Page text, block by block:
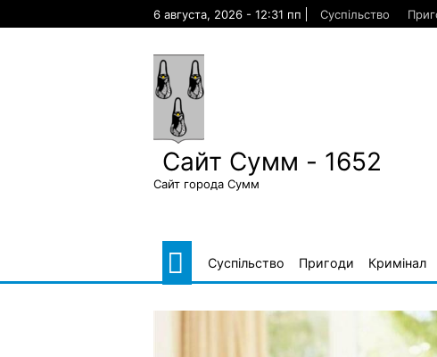
6 августа, 2026 - 12:31 пп Суспільство
Сайт Сумм - 1652
Сайт города Сумм
Суспільство Пригоди Кримінал